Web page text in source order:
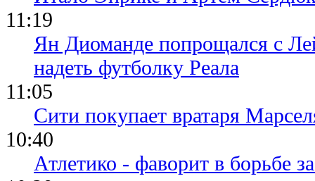
11:19
Ян Диоманде попрощался с
надеть футболку Реала
11:05
Сити покупает вратаря
10:40
Атлетико - фаворит в борьбе